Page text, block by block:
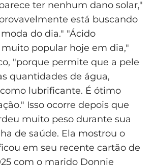
ter nenhum dano solar,"
está buscando
do dia." "Ácido
popular hoje em dia,"
"porque permite que a pele
quantidades de água,
lubrificante. É ótimo
Isso ocorre depois que
muito peso durante sua
de saúde. Ela mostrou o
em seu recente cartão de
com o marido Donnie